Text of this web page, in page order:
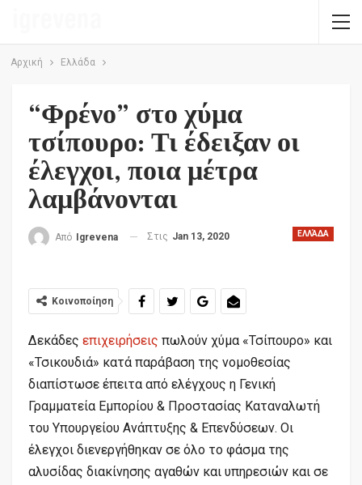
Αρχική Ελλάδα
“Φρένο” στο χύμα
τσίπουρο: Τι έδειξαν οι
έλεγχοι, ποια μέτρα
λαμβάνονται
ΕΛΛΆΔΑ
Από Igrevena Στις Jan 13, 2020
Κοινοποίηση
Δεκάδες επιχειρήσεις πωλούν χύμα «Τσίπουρο» και
«Τσικουδιά» κατά παράβαση της νομοθεσίας
διαπίστωσε έπειτα από ελέγχους η Γενική
Γραμματεία Εμπορίου & Προστασίας Καταναλωτή
του Υπουργείου Ανάπτυξης & Επενδύσεων. Οι
έλεγχοι διενεργήθηκαν σε όλο το φάσμα της
αλυσίδας διακίνησης αγαθών και υπηρεσιών και σε